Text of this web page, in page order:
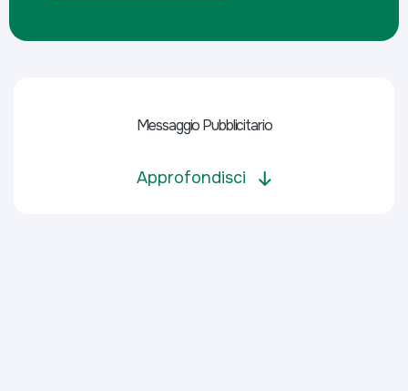
Messaggio Pubblicitario
Approfondisci